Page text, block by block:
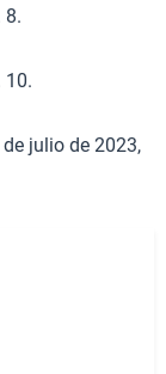
8.
10.
de julio de 2023,